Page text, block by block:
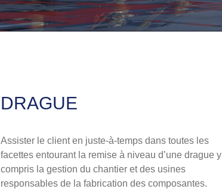
DRAGUE
Assister le client en juste-à-temps dans toutes les
facettes entourant la remise à niveau d’une drague y
compris la gestion du chantier et des usines
responsables de la fabrication des composantes.